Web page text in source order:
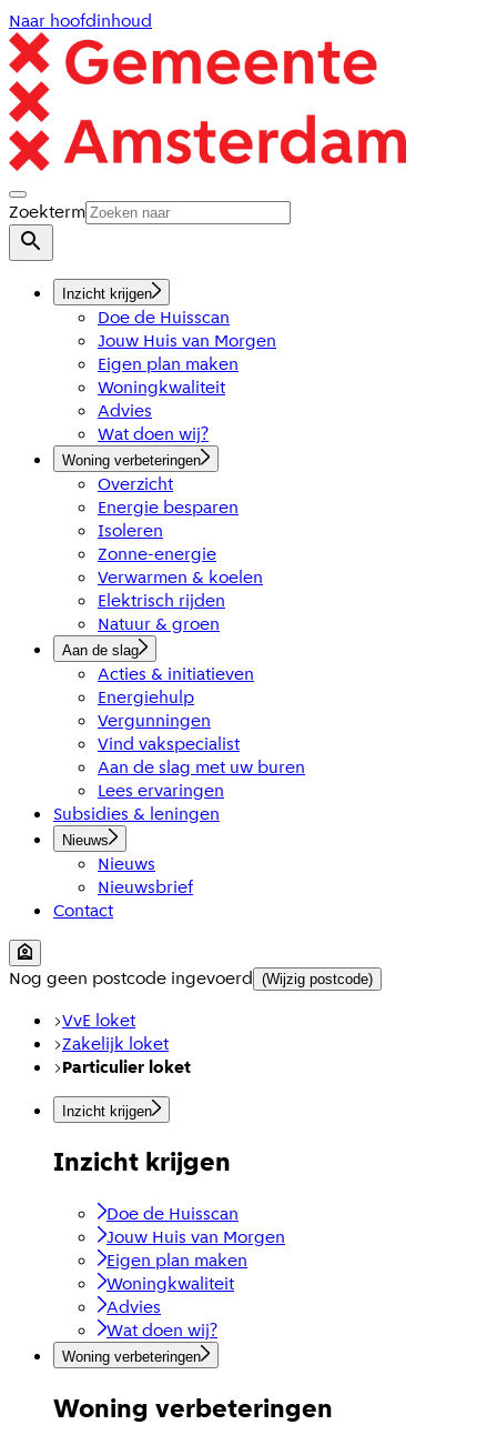
Naar hoofdinhoud
Zoekterm
Inzicht krijgen
Doe de Huisscan
Jouw Huis van Morgen
Eigen plan maken
Woningkwaliteit
Advies
Wat doen wij?
Woning verbeteringen
Overzicht
Energie besparen
Isoleren
Zonne-energie
Verwarmen & koelen
Elektrisch rijden
Natuur & groen
Aan de slag
Acties & initiatieven
Energiehulp
Vergunningen
Vind vakspecialist
Aan de slag met uw buren
Lees ervaringen
Subsidies & leningen
Nieuws
Nieuws
Nieuwsbrief
Contact
Nog geen postcode ingevoerd (Wijzig postcode)
VvE loket
Zakelijk loket
Particulier loket
Inzicht krijgen
Inzicht krijgen
Doe de Huisscan
Jouw Huis van Morgen
Eigen plan maken
Woningkwaliteit
Advies
Wat doen wij?
Woning verbeteringen
Woning verbeteringen